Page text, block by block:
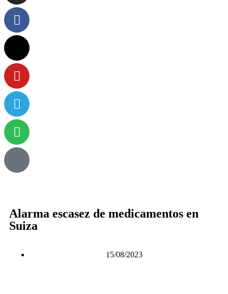
Alarma escasez de medicamentos en
Suiza
15/08/2023